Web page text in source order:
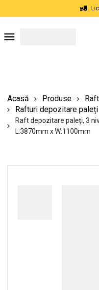
Acasă Produse
Rafturi depozitare paleți
Raft depozitare paleți, 3
L:3870mm x W:1100mm